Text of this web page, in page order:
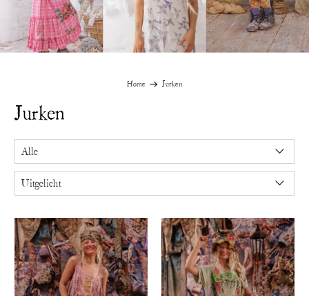
Home Jurken
Jurken